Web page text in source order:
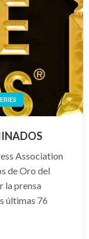
Association
de Oro del
la prensa
últimas 76